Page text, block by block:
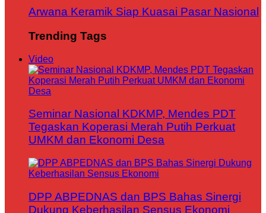
Arwana Keramik Siap Kuasai Pasar Nasional
Trending Tags
Video
Seminar Nasional KDKMP, Mendes PDT
Tegaskan Koperasi Merah Putih Perkuat
UMKM dan Ekonomi Desa
DPP ABPEDNAS dan BPS Bahas Sinergi
Dukung Keberhasilan Sensus Ekonomi